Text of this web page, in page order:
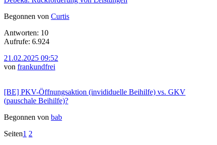
Begonnen von Curtis
Antworten: 10
Aufrufe: 6.924
21.02.2025 09:52
von frankundfrei
[BE] PKV-Öffnungsaktion (invididuelle Beihilfe) vs. GKV
(pauschale Beihilfe)?
Begonnen von bab
Seiten1 2